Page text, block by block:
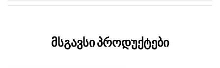
მსგავსი პროდუქტები